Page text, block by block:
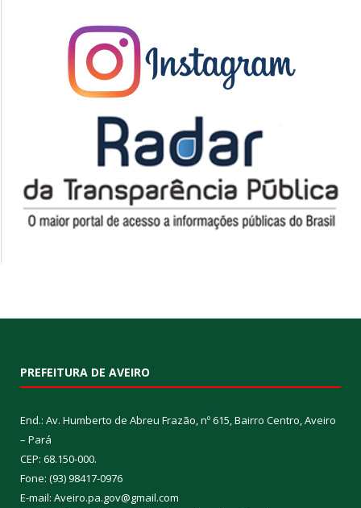
PREFEITURA DE AVEIRO
End.: Av. Humberto de Abreu Frazão, nº 615, Bairro Centro, Aveiro
– Pará
CEP: 68.150-000.
Fone: (93) 98417-0976
E-mail: Aveiro.pa.gov@gmail.com